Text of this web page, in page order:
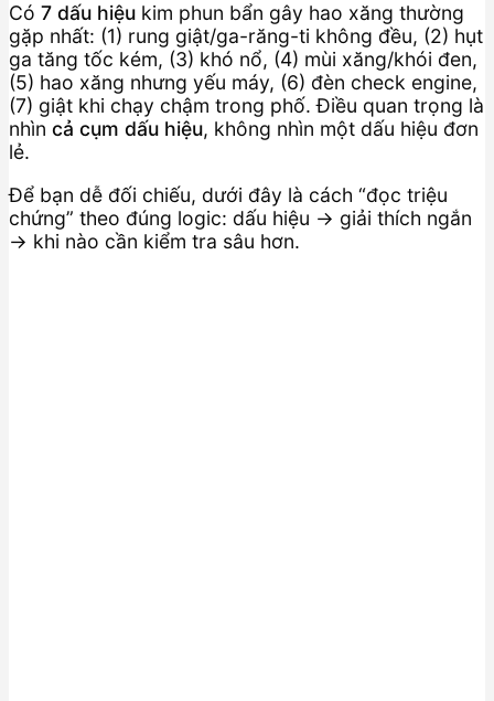
Có 7 dấu hiệu kim phun bẩn gây hao xăng thường
gặp nhất: (1) rung giật/ga-răng-ti không đều, (2) hụt
ga tăng tốc kém, (3) khó nổ, (4) mùi xăng/khói đen,
(5) hao xăng nhưng yếu máy, (6) đèn check engine,
(7) giật khi chạy chậm trong phố. Điều quan trọng là
nhìn cả cụm dấu hiệu, không nhìn một dấu hiệu đơn
lẻ.
Để bạn dễ đối chiếu, dưới đây là cách “đọc triệu
chứng” theo đúng logic: dấu hiệu → giải thích ngắn
→ khi nào cần kiểm tra sâu hơn.